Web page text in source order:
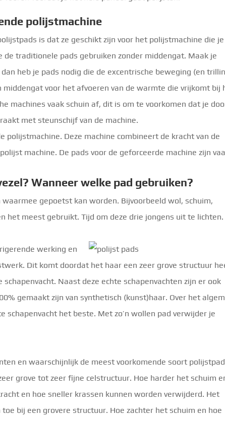
polijstmachine
is dat ze geschikt zijn voor het polijstmachine die je
traditionele pads gebruiken zonder middengat. Maak je
heb je pads nodig die de excentrische beweging (en
middengat voor het afvoeren van de warmte die vrijkomt bij
machines vaak schuin af, dit is om te voorkomen dat je
met steunschijf van de machine.
polijstmachine. Deze machine combineert de kracht van de
machine. De pads voor de geforceerde machine zijn
Wanneer welke pad gebruiken?
gepoetst kan worden. Bijvoorbeeld wol, schuim,
het meest gebruikt. Tijd om deze drie jongens uit te lichten.
werking en
Dit komt doordat het haar een zeer grove structuur
Naast deze echte schapenvachten zijn er ook
gemaakt zijn van synthetisch (kunst)haar. Over het
schapenvacht het beste. Met zo’n wollen pad verwijder je
en waarschijnlijk de meest voorkomende soort
grove tot zeer fijne celstructuur. Hoe harder het schuim
en hoe sneller krassen kunnen worden verwijderd. Het
bij een grovere structuur. Hoe zachter het schuim en hoe